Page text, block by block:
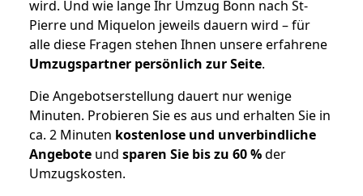
wird. Und wie lange Ihr Umzug Bonn nach St-
Pierre und Miquelon jeweils dauern wird – für
alle diese Fragen stehen Ihnen unsere erfahrene
Umzugspartner persönlich zur Seite.
Die Angebotserstellung dauert nur wenige
Minuten. Probieren Sie es aus und erhalten Sie in
ca. 2 Minuten kostenlose und unverbindliche
Angebote und sparen Sie bis zu 60 %der
Umzugskosten.